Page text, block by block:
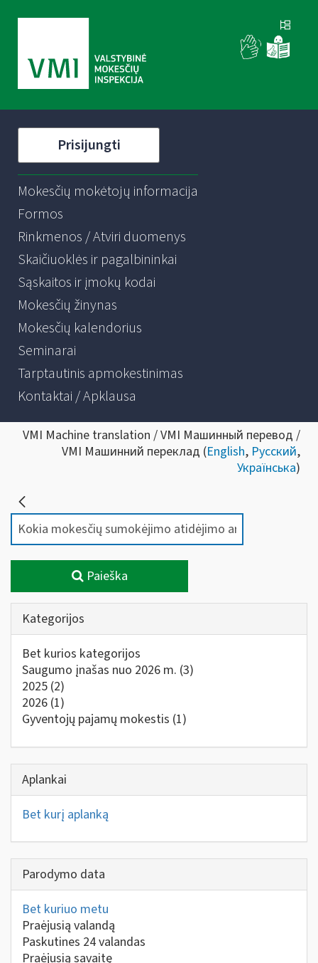
Prisijungti
Mokesčių mokėtojų informacija
Formos
Rinkmenos / Atviri duomenys
Skaičiuoklės ir pagalbininkai
Sąskaitos ir įmokų kodai
Mokesčių žinynas
Mokesčių kalendorius
Seminarai
Tarptautinis apmokestinimas
Kontaktai / Apklausa
VMI Machine translation / VMI Машинный перевод /
VMI Машинний переклад (English, Русский,
Українська)
Paieška
Kategorijos
Bet kurios kategorijos
Saugumo įnašas nuo 2026 m. (3)
2025 (2)
2026 (1)
Gyventojų pajamų mokestis (1)
Aplankai
Bet kurį aplanką
Parodymo data
Bet kuriuo metu
Praėjusią valandą
Paskutines 24 valandas
Praėjusią savaitę